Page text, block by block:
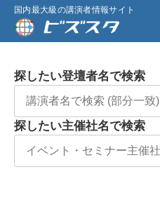
国内最大級の講演者情報サイト
探したい登壇者名で検索
探したい主催社名で検索